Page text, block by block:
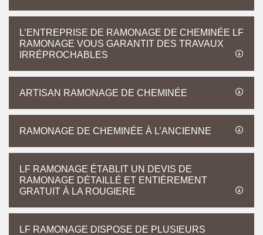
L’ENTREPRISE DE RAMONAGE DE CHEMINÉE LF
RAMONAGE VOUS GARANTIT DES TRAVAUX
IRRÉPROCHABLES
ARTISAN RAMONAGE DE CHEMINÉE
RAMONAGE DE CHEMINÉE À L’ANCIENNE
LF RAMONAGE ÉTABLIT UN DEVIS DE
RAMONAGE DÉTAILLÉ ET ENTIÈREMENT
GRATUIT À LA ROUGIERE
LF RAMONAGE DISPOSE DE PLUSIEURS